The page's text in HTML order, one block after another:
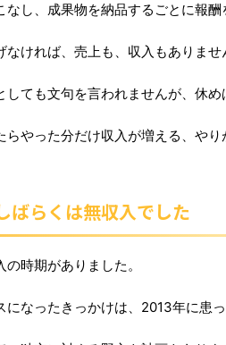
し、成果物を納品するごとに報酬
ければ、売上も、収入もありませ
しても文句を言われませんが、休め
らやった分だけ収入が増える、や
ばらくは無収入でした
時期がありました。
なったきっかけは、2013年に患っ